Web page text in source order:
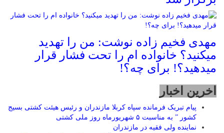
مهدی فخیم زاده نوشت: من را تهدید
میکنید؟ خانواده ام را‌ تحت فشار قرار
میدهید؟! برای چه؟!
اخرین اخبار
پیام تبریک فرمانده سپاه کربلا مازندران و رئیس هیئت کشتی بسیج
کشور ” به مناسبت ۵ شهریورماه روز ملی کشتی
نماينده ولی فقیه در مازندران